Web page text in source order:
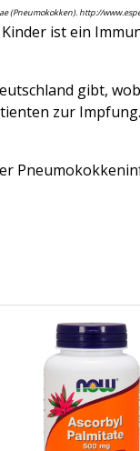
(Pneumokokken). http://
ist ein
gibt,
zur Impfung.